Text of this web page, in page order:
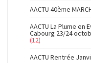
AACTU 40ème
AACTU La Plume
Cabourg 23/24
(12)
AACTU Rentrée